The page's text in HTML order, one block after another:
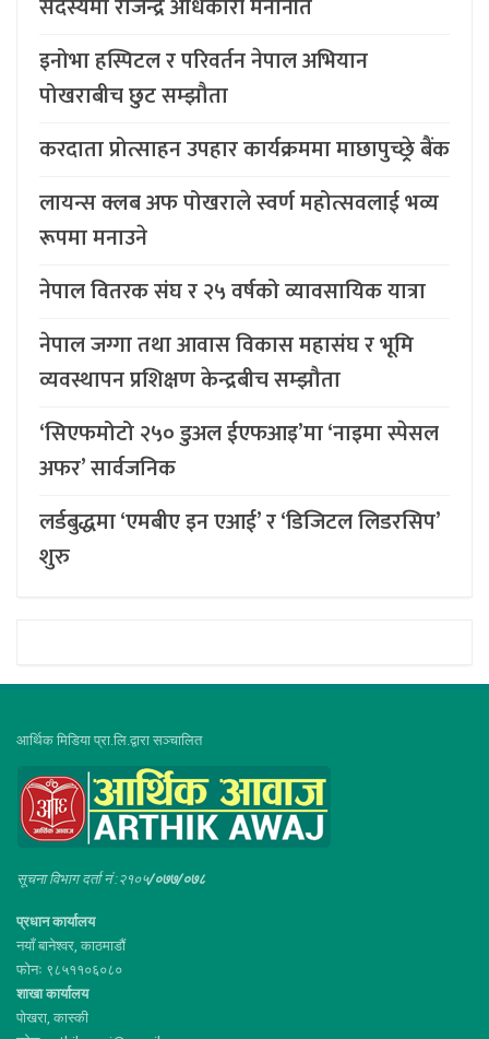
सदस्यमा राजेन्द्र अधिकारी मनोनीत
इनोभा हस्पिटल र परिवर्तन नेपाल अभियान
पोखराबीच छुट सम्झौता
करदाता प्रोत्साहन उपहार कार्यक्रममा माछापुच्छ्र्रे बैंक
लायन्स क्लब अफ पोखराले स्वर्ण महोत्सवलाई भव्य
रूपमा मनाउने
नेपाल वितरक संघ र २५ वर्षको व्यावसायिक यात्रा
नेपाल जग्गा तथा आवास विकास महासंघ र भूमि
व्यवस्थापन प्रशिक्षण केन्द्रबीच सम्झौता
‘सिएफमोटो २५० डुअल ईएफआइ’मा ‘नाइमा स्पेसल
अफर’ सार्वजनिक
लर्डबुद्धमा ‘एमबीए इन एआई’ र ‘डिजिटल लिडरसिप’
शुरु
आर्थिक मिडिया प्रा.लि.द्वारा सञ्चालित
सूचना विभाग दर्ता नं :२१०५/०७७/०७८
प्रधान कार्यालय
नयाँ बानेश्वर, काठमाडौं
फोनः ९८५११०६०८०
शाखा कार्यालय
पोखरा, कास्की